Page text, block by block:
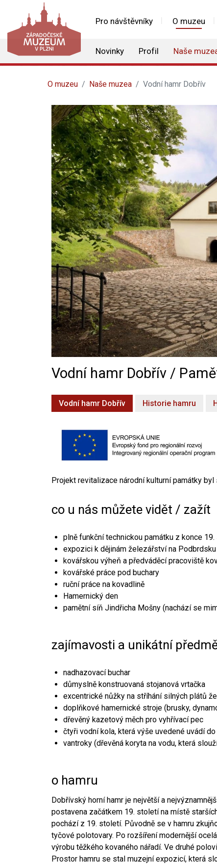
Pro návštěvníky O muzeu
Novinky Profil Naše
O muzeu Naše muzea Vodní hamr Dobřív
Vodní hamr Dobřív /
Vodní hamr Dobřív Historie hamru
Projekt revitalizace národní kulturní památky
co u nás můžete vidět / zažít
plně funkční technickou památku z konce
expozici k dějinám železářství na
kovářskou výheň a předváděcí pracoviště
kovářské práce pod buchary
ruční práce na kovadlině
Hamernický den
pamětní síň Jindřicha Mošny (nachází se
zajímavosti a unikátní
nadhazovací buchar
důmyslně konstruovaná stojanová vrtačka
excentrické nůžky na stříhání silných plátů
doplňkové hamernické stroje (brusky,
dřevěný kazetový měch pro vyhřívací pec
čtyři vodní kola, která výše uvedené uvádí
vantroky (dřevěná koryta na vodu, která
o hamru
Dobřívský horní hamr je největší a
postavena začátkem 19. století na místě
pochází z 19. století. Původně se v hamru
tyčové polotovary. Po rozšíření modernější
výrobu těžkého kovaného nářadí. Ve druhé
Prostor hamru se stal muzejní expozicí, která